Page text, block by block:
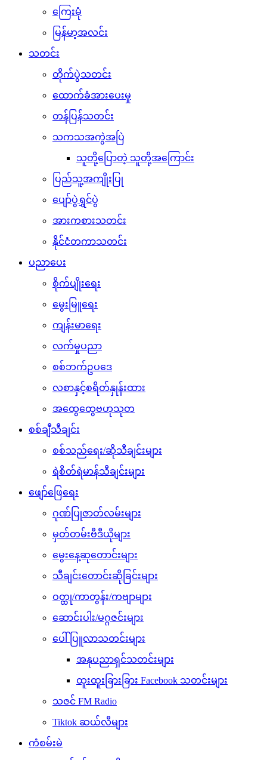
ကြေးမုံ
မြန်မာ့အလင်း
သတင်း
တိုက်ပွဲသတင်း
ထောက်ခံအားပေးမှု
တန်ပြန်သတင်း
သကသအကွဲအပြဲ
သူတို့ပြောတဲ့ သူတို့အကြောင်း
ပြည်သူ့အကျိုးပြု
ပျော်ပွဲရွှင်ပွဲ
အားကစားသတင်း
နိုင်ငံတကာသတင်း
ပညာပေး
စိုက်ပျိုးရေး
မွေးမြူရေး
ကျန်းမာရေး
လက်မှုပညာ
စစ်ဘက်ဥပဒေ
လစာနှင့်စရိတ်နှုန်းထား
အထွေထွေဗဟုသုတ
စစ်ချီသီချင်း
စစ်သည်ရေး/ဆိုသီချင်းများ
ရဲစိတ်ရဲမာန်သီချင်းများ
ဖျော်ဖြေရေး
ဂုဏ်ပြုဇာတ်လမ်းများ
မှတ်တမ်းဗီဒီယိုများ
မွေးနေ့ဆုတောင်းများ
သီချင်းတောင်းဆိုခြင်းများ
ဝတ္ထု/ကာတွန်း/ကဗျာများ
ဆောင်းပါး/မဂ္ဂဇင်းများ
ပေါ်ပြူလာသတင်းများ
အနုပညာရှင်သတင်းများ
ထူးထူးခြားခြား Facebook သတင်းများ
သဇင် FM Radio
Tiktok ဆယ်လီများ
ကံစမ်းမဲ